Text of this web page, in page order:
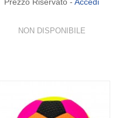
Prezzo Riservato -Accedi
NON DISPONIBILE